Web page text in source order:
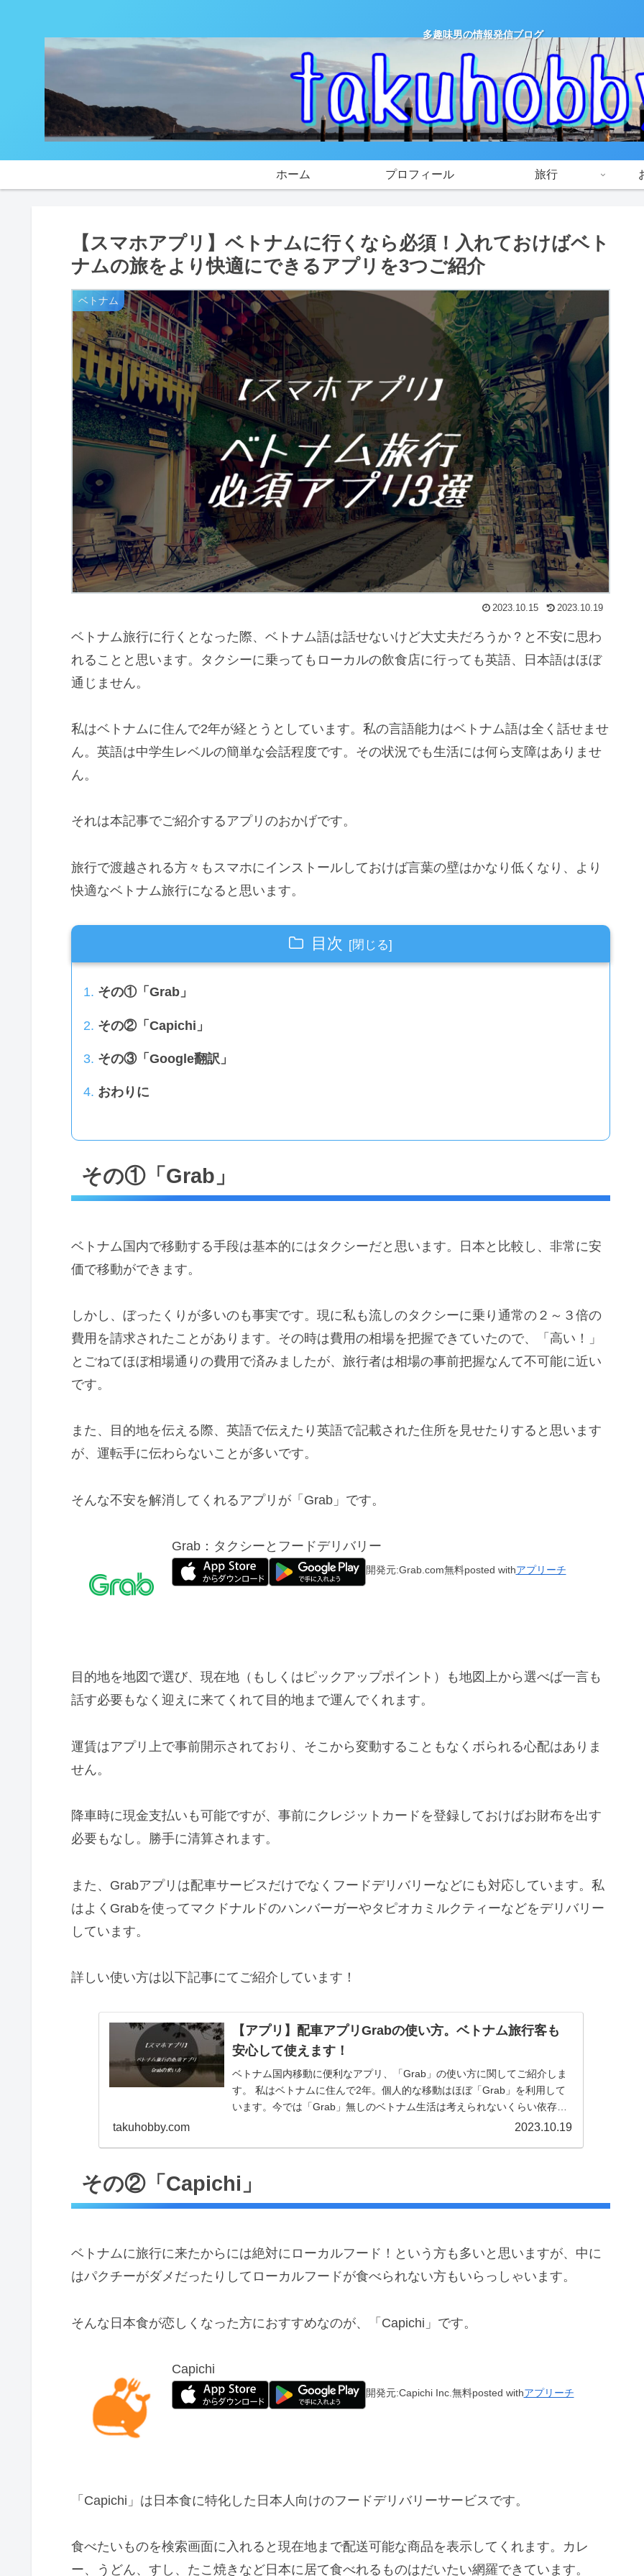
多趣味男の情報発信ブログ
ホーム プロフィール 旅行
【スマホアプリ】ベトナムに行くなら必須！入れておけばベト
ナムの旅をより快適にできるアプリを3つご紹介
ベトナム
2023.10.15 2023.10.19
ベトナム旅行に行くとなった際、ベトナム語は話せないけど大丈夫だろうか？と不安に思わ
れることと思います。タクシーに乗ってもローカルの飲食店に行っても英語、日本語はほぼ
通じません。
私はベトナムに住んで2年が経とうとしています。私の言語能力はベトナム語は全く話せませ
ん。英語は中学生レベルの簡単な会話程度です。その状況でも生活には何ら支障はありませ
ん。
それは本記事でご紹介するアプリのおかげです。
旅行で渡越される方々もスマホにインストールしておけば言葉の壁はかなり低くなり、より
快適なベトナム旅行になると思います。
目次
その①「Grab」
その②「Capichi」
その③「Google翻訳」
おわりに
その①「Grab」
ベトナム国内で移動する手段は基本的にはタクシーだと思います。日本と比較し、非常に安
価で移動ができます。
しかし、ぼったくりが多いのも事実です。現に私も流しのタクシーに乗り通常の２～３倍の
費用を請求されたことがあります。その時は費用の相場を把握できていたので、「高い！」
とごねてほぼ相場通りの費用で済みましたが、旅行者は相場の事前把握なんて不可能に近い
です。
また、目的地を伝える際、英語で伝えたり英語で記載された住所を見せたりすると思います
が、運転手に伝わらないことが多いです。
そんな不安を解消してくれるアプリが「Grab」です。
Grab：タクシーとフードデリバリー
開発元:Grab.com無料posted withアプリーチ
目的地を地図で選び、現在地（もしくはピックアップポイント）も地図上から選べば一言も
話す必要もなく迎えに来てくれて目的地まで運んでくれます。
運賃はアプリ上で事前開示されており、そこから変動することもなくボられる心配はありま
せん。
降車時に現金支払いも可能ですが、事前にクレジットカードを登録しておけばお財布を出す
必要もなし。勝手に清算されます。
また、Grabアプリは配車サービスだけでなくフードデリバリーなどにも対応しています。私
はよくGrabを使ってマクドナルドのハンバーガーやタピオカミルクティーなどをデリバリー
しています。
詳しい使い方は以下記事にてご紹介しています！
【アプリ】配車アプリGrabの使い方。ベトナム旅行客も
安心して使えます！
ベトナム国内移動に便利なアプリ、「Grab」の使い方に関してご紹介しま
す。 私はベトナムに住んで2年。個人的な移動はほぼ「Grab」を利用して
います。今では「Grab」無しのベトナム生活は考えられないくらい依存し
takuhobby.com 2023.10.19
その②「Capichi」
ベトナムに旅行に来たからには絶対にローカルフード！という方も多いと思いますが、中に
はパクチーがダメだったりしてローカルフードが食べられない方もいらっしゃいます。
そんな日本食が恋しくなった方におすすめなのが、「Capichi」です。
Capichi
開発元:Capichi Inc. 無料posted withアプリーチ
「Capichi」は日本食に特化した日本人向けのフードデリバリーサービスです。
食べたいものを検索画面に入れると現在地まで配送可能な商品を表示してくれます。カレ
ー、うどん、すし、たこ焼きなど日本に居て食べれるものはだいたい網羅できています。